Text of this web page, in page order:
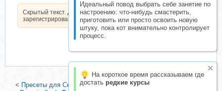
Идеальный повод выбрать себе занятие по
настроению: что-нибудь смастерить,
приготовить или просто освоить новую
штуку, пока кот внимательно контролирует
процесс.
На короткое время рассказываем где
достать редкие курсы
Скрытый текст. Доступен только
зарегистрированным пользователям.
< Пресеты для Семейных фотосессий. The Bohemian Lightroom